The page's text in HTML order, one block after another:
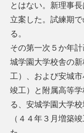
とはない。新理事
立案した。試練期
る。
その第一次５か年
城学園大学校舎の
工）、および安城
竣工）と附属高等
る、安城学園大学
（４４年３月増築